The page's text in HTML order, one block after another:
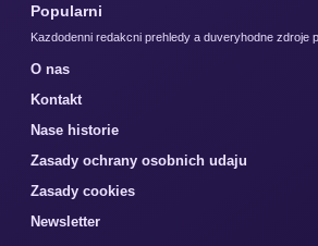
Popularni
Kazdodenni redakcni prehledy a duveryhodne zdroje
O nas
Kontakt
Nase historie
Zasady ochrany osobnich udaju
Zasady cookies
Newsletter